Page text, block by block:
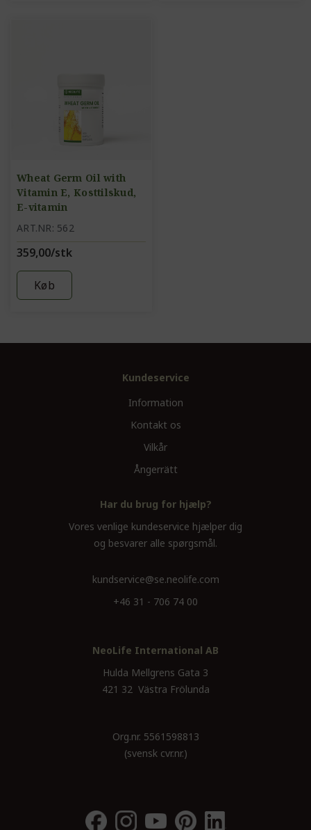
Wheat Germ Oil with
Vitamin E, Kosttilskud,
E-vitamin
ART.NR: 562
359,00/stk
Køb
Kundeservice
Information
Kontakt os
Vilkår
Ångerrätt
Har du brug for hjælp?
Vores venlige kundeservice hjælper dig
og besvarer alle spørgsmål.
kundservice@se.neolife.com
+46 31 - 706 74 00
NeoLife International AB
Hulda Mellgrens Gata 3
421 32 Västra Frölunda
Org.nr. 5561598813
(svensk cvr.nr.)